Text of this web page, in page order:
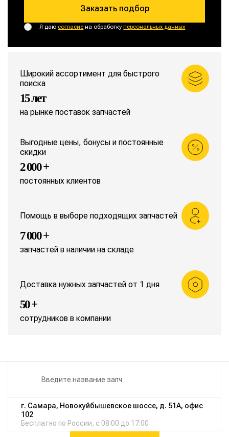
Заказать подбор
Я даю согласие на обработкуперсональных данных
Широкий ассортимент для быстрого
поиска
15 лет
на рынке поставок запчастей
Выгодные цены, бонусы и постоянные
скидки
2 000 +
постоянных клиентов
Помощь в выборе подходящих запчастей
7 000 +
запчастей в наличии на складе
Доставка нужных запчастей от 1 дня
50 +
сотрудников в компании
г. Самара, Новокуйбышевское шоссе, д. 51А, офис
102
Бесплатно по России, с 08:00 до 17:00